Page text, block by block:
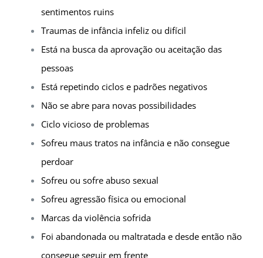
sentimentos ruins
Traumas de infância infeliz ou difícil
Está na busca da aprovação ou aceitação das
pessoas
Está repetindo ciclos e padrões negativos
Não se abre para novas possibilidades
Ciclo vicioso de problemas
Sofreu maus tratos na infância e não consegue
perdoar
Sofreu ou sofre abuso sexual
Sofreu agressão física ou emocional
Marcas da violência sofrida
Foi abandonada ou maltratada e desde então não
consegue seguir em frente